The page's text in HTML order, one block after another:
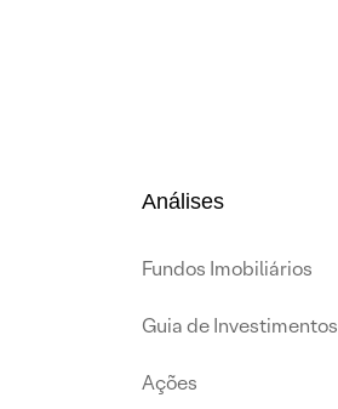
Análises
Fundos Imobiliários
Guia de Investimentos
Ações